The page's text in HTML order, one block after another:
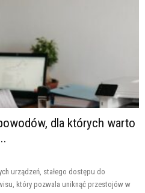
dla których warto
urządzeń, stałego dostępu do
który pozwala uniknąć przestojów w